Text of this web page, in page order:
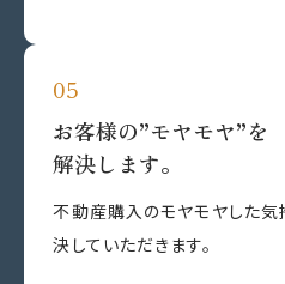
お客様の”モヤモヤ”を
解決します。
不動産購入のモヤモヤした気
決していただきます。